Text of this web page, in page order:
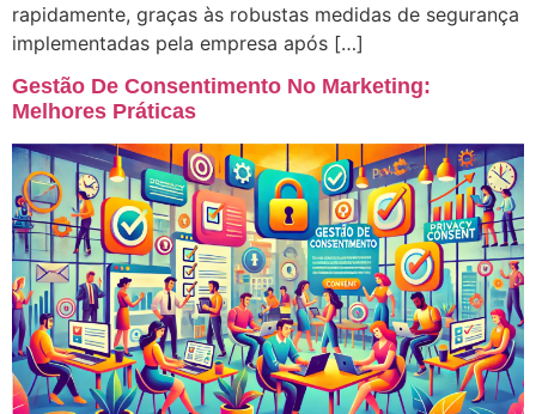
rapidamente, graças às robustas medidas de segurança
implementadas pela empresa após […]
Gestão De Consentimento No Marketing:
Melhores Práticas